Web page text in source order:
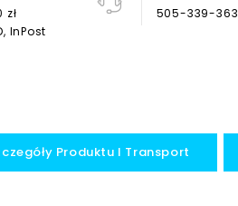
zł
InPost
505-339-363
Produktu I Transport